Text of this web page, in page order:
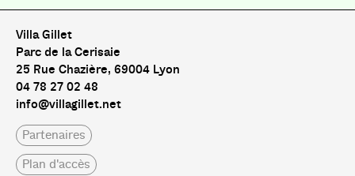
Villa Gillet
Parc de la Cerisaie
25 Rue Chazière, 69004 Lyon
04 78 27 02 48
info@villagillet.net
Partenaires
Plan d'accès